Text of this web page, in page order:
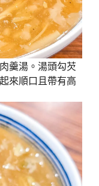
羹湯。湯頭勾芡
來順口且帶有高